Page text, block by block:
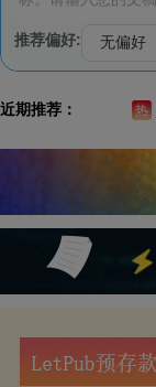
推荐偏好:
近期推荐： 热